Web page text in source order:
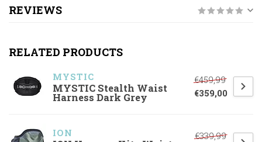
REVIEWS
RELATED PRODUCTS
MYSTIC
MYSTIC Stealth Waist
Harness Dark Grey
€459,99
€359,00
ION €339,99